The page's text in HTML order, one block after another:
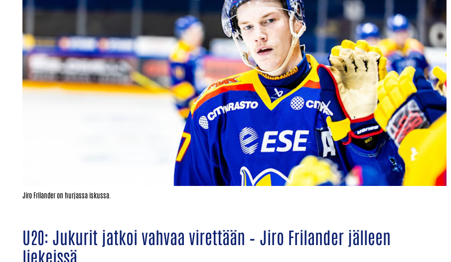
Jiro Frilander on hurjassa iskussa.
U20: Jukurit jatkoi vahvaa virettään – Jiro Frilander jälleen
liekeissä